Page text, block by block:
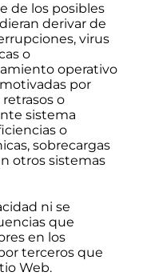
de los posibles
derivar de
virus
o
operativo
por
retrasos o
sistema
o
sobrecargas
otros sistemas
ni se
que
en los
terceros que
Web.